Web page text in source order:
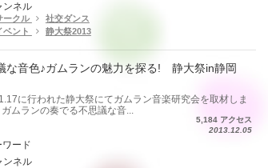
ンネル
ークル
社交ダンス
ベント
静大祭2013
な音色♪ガムランの魅力を探る! 静大祭in静岡
に行われた静大祭にてガムラン音楽研究会を取材しま
ガムラン­の奏でる不思議な音...
5,184 アクセス
2013.12.05
ワード
ンネル